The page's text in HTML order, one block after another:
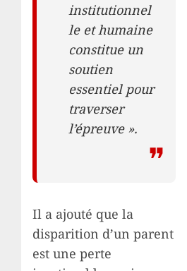
institutionnel
le et humaine
constitue un
soutien
essentiel pour
traverser
l’épreuve ».
Il a ajouté que la
disparition d’un parent
est une perte